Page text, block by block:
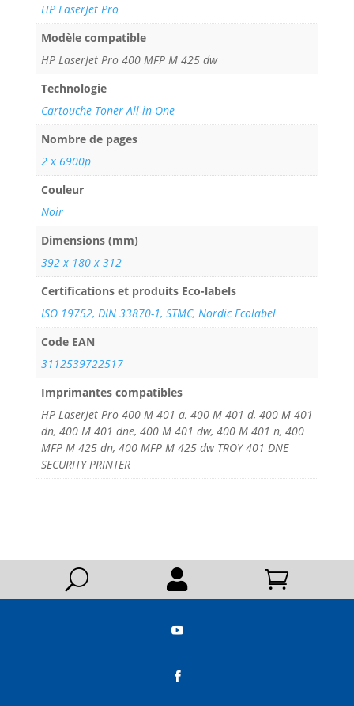
HP LaserJet Pro
Modèle compatible
HP LaserJet Pro 400 MFP M 425 dw
Technologie
Cartouche Toner All-in-One
Nombre de pages
2 x 6900p
Couleur
Noir
Dimensions (mm)
392 x 180 x 312
Certifications et produits Eco-labels
ISO 19752, DIN 33870-1, STMC, Nordic Ecolabel
Code EAN
3112539722517
Imprimantes compatibles
HP LaserJet Pro 400 M 401 a, 400 M 401 d, 400 M 401
dn, 400 M 401 dne, 400 M 401 dw, 400 M 401 n, 400
MFP M 425 dn, 400 MFP M 425 dw TROY 401 DNE
SECURITY PRINTER
U  

